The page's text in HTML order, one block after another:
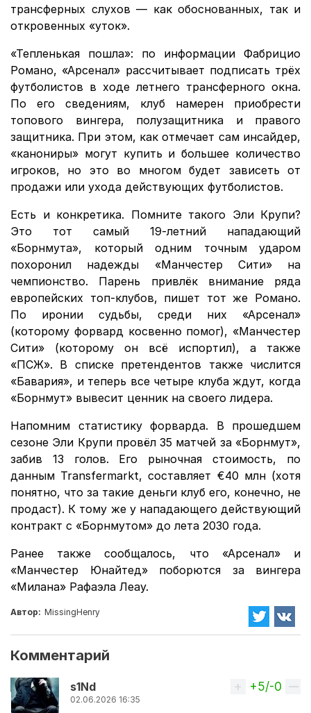
трансферных слухов — как обоснованных, так и
откровенных «уток».
«Тепленькая пошла»: по информации Фабрицио
Романо, «Арсенал» рассчитывает подписать трёх
футболистов в ходе летнего трансферного окна.
По его сведениям, клуб намерен приобрести
топового вингера, полузащитника и правого
защитника. При этом, как отмечает сам инсайдер,
«канониры» могут купить и большее количество
игроков, но это во многом будет зависеть от
продажи или ухода действующих футболистов.
Есть и конкретика. Помните такого Эли Крупи?
Это тот самый 19-летний нападающий
«Борнмута», который одним точным ударом
похоронил надежды «Манчестер Сити» на
чемпионство. Парень привлёк внимание ряда
европейских топ-клубов, пишет тот же Романо.
По иронии судьбы, среди них «Арсенал»
(которому форвард косвенно помог), «Манчестер
Сити» (которому он всё испортил), а также
«ПСЖ». В списке претендентов также числится
«Бавария», и теперь все четыре клуба ждут, когда
«Борнмут» вывесит ценник на своего лидера.
Напомним статистику форварда. В прошедшем
сезоне Эли Крупи провёл 35 матчей за «Борнмут»,
забив 13 голов. Его рыночная стоимость, по
данным Transfermarkt, составляет €40 млн (хотя
понятно, что за такие деньги клуб его, конечно, не
продаст). К тому же у нападающего действующий
контракт с «Борнмутом» до лета 2030 года.
Ранее также сообщалось, что «Арсенал» и
«Манчестер Юнайтед» поборются за вингера
«Милана» Рафаэла Леау.
Автор: MissingHenry
Комментарий
s1Nd
02.06.2026 16:35
Вверх
+5/-0